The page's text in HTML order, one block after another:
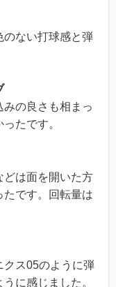
ない打球感と弾
の良さも相まっ
たです。
は面を開いた方
たです。回転量は
ス05のように弾
に感じました。